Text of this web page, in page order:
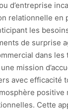
d’entreprise
relationnelle en
les
de surprise
dans
mission
avec efficacité
positive
Cette